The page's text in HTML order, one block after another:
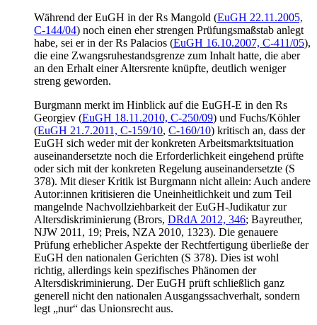
Während der EuGH in der Rs Mangold (EuGH 22.11.2005,
C-144/04) noch einen eher strengen Prüfungsmaßstab anlegt
habe, sei er in der Rs Palacios (EuGH 16.10.2007, C-411/05),
die eine Zwangsruhestandsgrenze zum Inhalt hatte, die aber
an den Erhalt einer Altersrente knüpfte, deutlich weniger
streng geworden.
Burgmann merkt im Hinblick auf die EuGH-E in den Rs
Georgiev (EuGH 18.11.2010, C-250/09) und Fuchs/Köhler
(EuGH 21.7.2011, C-159/10, C-160/10) kritisch an, dass der
EuGH sich weder mit der konkreten Arbeitsmarktsituation
auseinandersetzte noch die Erforderlichkeit eingehend prüfte
oder sich mit der konkreten Regelung auseinandersetzte (S
378). Mit dieser Kritik ist Burgmann nicht allein: Auch andere
Autor:innen kritisieren die Uneinheitlichkeit und zum Teil
mangelnde Nachvollziehbarkeit der EuGH-Judikatur zur
Altersdiskriminierung (Brors, DRdA 2012, 346; Bayreuther,
NJW 2011, 19; Preis, NZA 2010, 1323). Die genauere
Prüfung erheblicher Aspekte der Rechtfertigung überließe der
EuGH den nationalen Gerichten (S 378). Dies ist wohl
richtig, allerdings kein spezifisches Phänomen der
Altersdiskriminierung. Der EuGH prüft schließlich ganz
generell nicht den nationalen Ausgangssachverhalt, sondern
legt „nur“ das Unionsrecht aus.